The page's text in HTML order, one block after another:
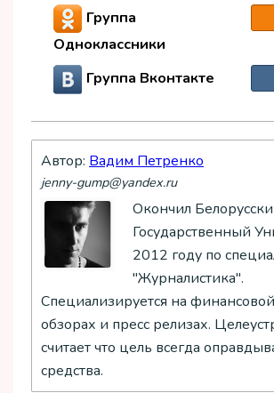
Группа
Одноклассники
Группа Вконтакте
Автор: Вадим Петренко
jenny-gump@yandex.ru
Окончил
Государственный
2012 году по
"Журналистика".
Специализируется на
обзорах и пресс релизах.
считает что цель всегда
средства.